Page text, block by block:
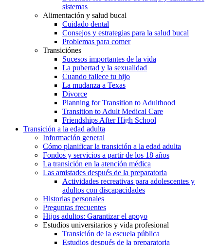
sistemas
Alimentación y salud bucal
Cuidado dental
Consejos y estrategias para la salud bucal
Problemas para comer
Transiciónes
Sucesos importantes de la vida
La pubertad y la sexualidad
Cuando fallece tu hijo
La mudanza a Texas
Divorce
Planning for Transition to Adulthood
Transition to Adult Medical Care
Friendships After High School
Transición a la edad adulta
Información general
Cómo planificar la transición a la edad adulta
Fondos y servicios a partir de los 18 años
La transición en la atención médica
Las amistades después de la preparatoria
Actividades recreativas para adolescentes y
adultos con discapacidades
Historias personales
Preguntas frecuentes
Hijos adultos: Garantizar el apoyo
Estudios universitarios y vida profesional
Transición de la escuela pública
Estudios después de la preparatoria